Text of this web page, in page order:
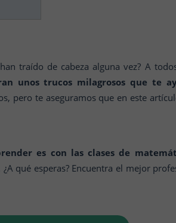
traído de cabeza alguna vez? A
unos trucos milagrosos que te
pero te aseguramos que en este
es con las clases de
¿A qué esperas? Encuentra el mejor